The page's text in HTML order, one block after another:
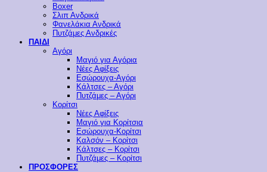
Boxer
Σλιπ Ανδρικά
Φανελάκια Ανδρικά
Πυτζάμες Ανδρικές
ΠΑΙΔΙ
Αγόρι
Μαγιό για Αγόρια
Νέες Αφίξεις
Εσώρουχα-Αγόρι
Κάλτσες – Αγόρι
Πυτζάμες – Αγόρι
Κορίτσι
Νέες Αφίξεις
Μαγιό για Κορίτσια
Εσώρουχα-Κορίτσι
Καλσόν – Κορίτσι
Κάλτσες – Κορίτσι
Πυτζάμες – Κορίτσι
ΠΡΟΣΦΟΡΕΣ